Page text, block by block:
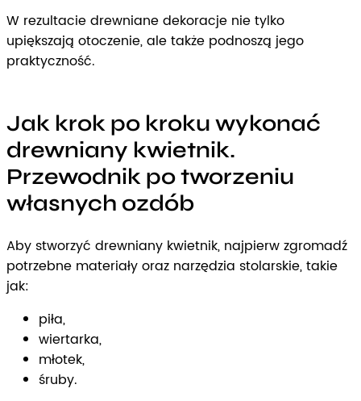
W rezultacie drewniane dekoracje nie tylko
upiększają otoczenie, ale także podnoszą jego
praktyczność.
Jak krok po kroku wykonać
drewniany kwietnik.
Przewodnik po tworzeniu
własnych ozdób
Aby stworzyć drewniany kwietnik, najpierw zgromadź
potrzebne materiały oraz narzędzia stolarskie, takie
jak:
piła,
wiertarka,
młotek,
śruby.